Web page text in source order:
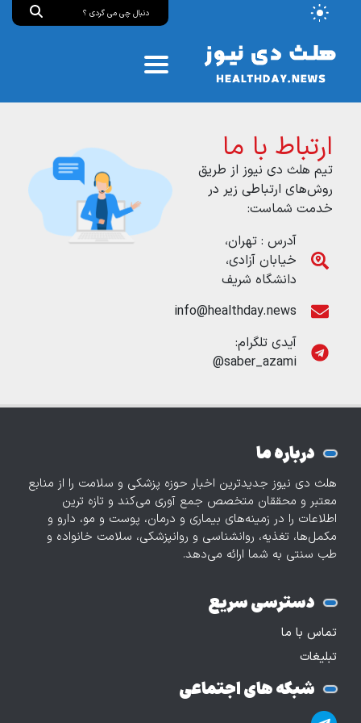
ارتباط با ما
تیم هلث دی نیوز از طریق
روش‌های ارتباطی زیر در
خدمت شماست:
آدرس : تهران،
خیابان آزادی،
دانشگاه شریف
info@healthday.news
آیدی تلگرام:
saber_azami@
درباره ما
هلث دی نیوز جدیدترین اخبار حوزه پزشکی و سلامت را از منابع
معتبر و محققان متخصص جمع آوری می‌کند و تازه‌ ترین
اطلاعات را در زمینه‌های بیماری و درمان، پوست و مو، دارو و
مکمل‌ها، تغذیه، روانشناسی و روانپزشکی، سلامت خانواده و
طب سنتی به شما ارائه می‌دهد.
دسترسی سریع
تماس با ما
تبلیغات
شبکه های اجتماعی